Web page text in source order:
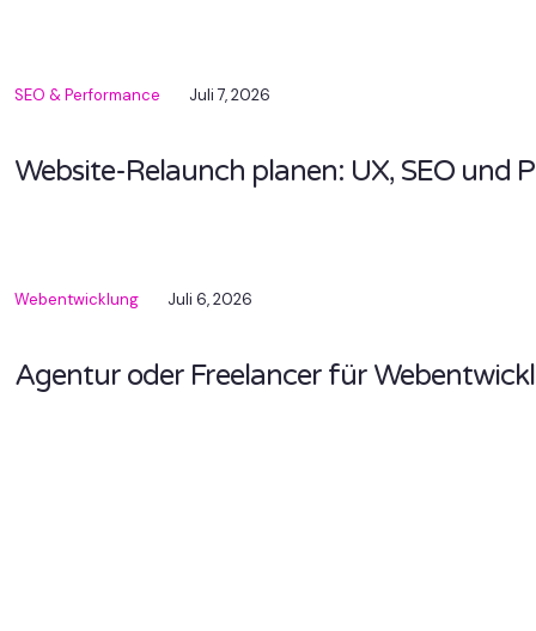
SEO & Performance Juli 7, 2026
Website-Relaunch planen: UX, SEO und
Webentwicklung Juli 6, 2026
Agentur oder Freelancer für